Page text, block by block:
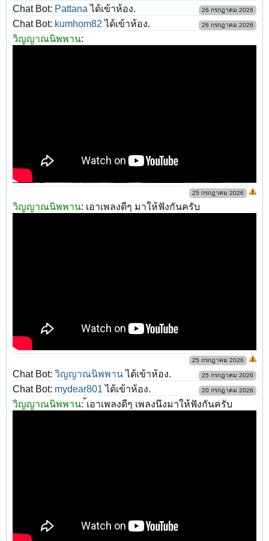
Chat Bot: Pattana ได้เข้าห้อง. 26 กรกฎาคม 2026
Chat Bot: kumhom82 ได้เข้าห้อง. 26 กรกฎาคม 2026
วิญญาณนิพพาน:
25 กรกฎาคม 2026
วิญญาณนิพพาน: เอาเพลงดีๆ มาให้ฟังกันครับ
25 กรกฎาคม 2026
Chat Bot: วิญญาณนิพพานได้เข้าห้อง. 25 กรกฎาคม 2026
Chat Bot: mydear801 ได้เข้าห้อง. 20 กรกฎาคม 2026
วิญญาณนิพพาน: ้เอาเพลงดีๆ เพลงนึงมาให้ฟังกันครับ